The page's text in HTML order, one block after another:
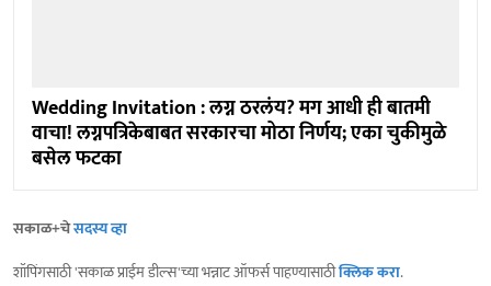
Wedding Invitation : लग्न ठरलंय? मग आधी ही बातमी
वाचा! लग्नपत्रिकेबाबत सरकारचा मोठा निर्णय; एका चुकीमुळे
बसेल फटका
सकाळ+चेसदस्य व्हा
शॉपिंगसाठी 'सकाळ प्राईम डील्स'च्या भन्नाट ऑफर्स पाहण्यासाठीक्लिक करा.